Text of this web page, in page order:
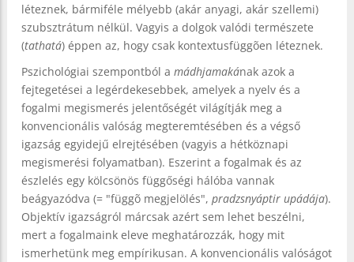
léteznek, bármiféle mélyebb (akár anyagi, akár szellemi)
szubsztrátum nélkül. Vagyis a dolgok valódi természete
(tathatá) éppen az, hogy csak kontextusfüggõen léteznek.
Pszichológiai szempontból a mádhjamakának azok a
fejtegetései a legérdekesebbek, amelyek a nyelv és a
fogalmi megismerés jelentőségét világítják meg a
konvencionális valóság megteremtésében és a végső
igazság egyidejű elrejtésében (vagyis a hétköznapi
megismerési folyamatban). Eszerint a fogalmak és az
észlelés egy kölcsönös függőségi hálóba vannak
beágyazódva (= "függõ megjelölés", pradzsnyáptir upádája).
Objektív igazságról márcsak azért sem lehet beszélni,
mert a fogalmaink eleve meghatározzák, hogy mit
ismerhetünk meg empírikusan. A konvencionális valóságot